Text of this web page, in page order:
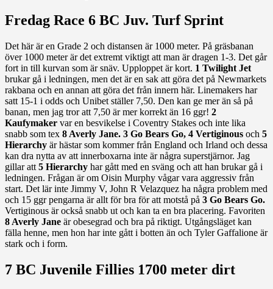
Fredag Race 6 BC Juv. Turf Sprint
Det här är en Grade 2 och distansen är 1000 meter. På gräsbanan
över 1000 meter är det extremt viktigt att man är dragen 1-3. Det går
fort in till kurvan som är snäv. Upploppet är kort. 1 Twilight Jet
brukar gå i ledningen, men det är en sak att göra det på Newmarkets
rakbana och en annan att göra det från innern här. Linemakers har
satt 15-1 i odds och Unibet ställer 7,50. Den kan ge mer än så på
banan, men jag tror att 7,50 är mer korrekt än 16 ggr! 2
Kaufymaker var en besvikelse i Coventry Stakes och inte lika
snabb som tex 8 Averly Jane. 3 Go Bears Go, 4 Vertiginous och 5
Hierarchy är hästar som kommer från England och Irland och dessa
kan dra nytta av att innerboxarna inte är några superstjärnor. Jag
gillar att 5 Hierarchy har gått med en sväng och att han brukar gå i
ledningen. Frågan är om Oisin Murphy vågar vara aggressiv från
start. Det lär inte Jimmy V, John R Velazquez ha några problem med
och 15 ggr pengarna är allt för bra för att motstå på 3 Go Bears Go.
Vertiginous är också snabb ut och kan ta en bra placering. Favoriten
8 Averly Jane är obesegrad och bra på riktigt. Utgångsläget kan
fälla henne, men hon har inte gått i botten än och Tyler Gaffalione är
stark och i form.
7 BC Juvenile Fillies 1700 meter dirt